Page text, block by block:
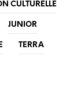
CULTURELLE
JUNIOR
TERRA